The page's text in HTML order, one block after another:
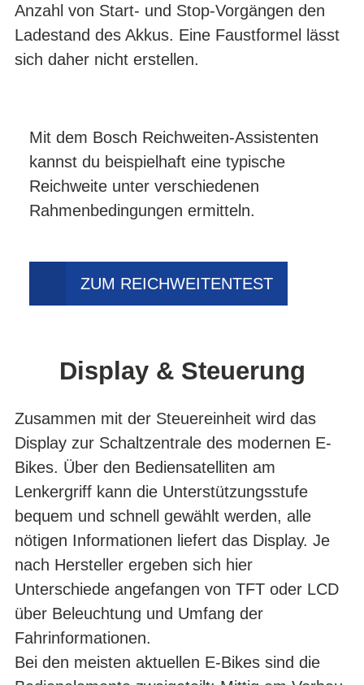
Anzahl von Start- und Stop-Vorgängen den
Ladestand des Akkus. Eine Faustformel lässt
sich daher nicht erstellen.
Mit dem Bosch Reichweiten-Assistenten
kannst du beispielhaft eine typische
Reichweite unter verschiedenen
Rahmenbedingungen ermitteln.
ZUM REICHWEITENTEST
Display & Steuerung
Zusammen mit der Steuereinheit wird das
Display zur Schaltzentrale des modernen E-
Bikes. Über den Bediensatelliten am
Lenkergriff kann die Unterstützungsstufe
bequem und schnell gewählt werden, alle
nötigen Informationen liefert das Display. Je
nach Hersteller ergeben sich hier
Unterschiede angefangen von TFT oder LCD
über Beleuchtung und Umfang der
Fahrinformationen.
Bei den meisten aktuellen E-Bikes sind die